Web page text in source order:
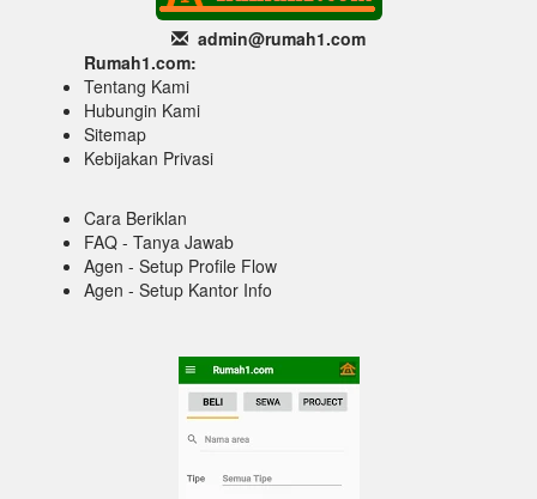
admin@rumah1.com
Rumah1.com:
Tentang Kami
Hubungin Kami
Sitemap
Kebijakan Privasi
Cara Beriklan
FAQ - Tanya Jawab
Agen - Setup Profile Flow
Agen - Setup Kantor Info